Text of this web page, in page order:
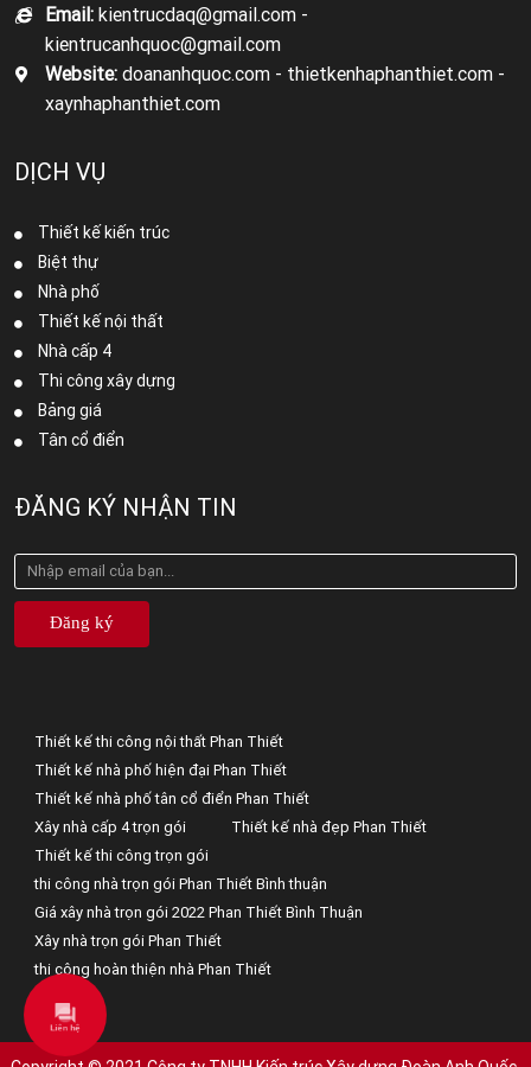
Email: kientrucdaq@gmail.com -
kientrucanhquoc@gmail.com
Website: doananhquoc.com - thietkenhaphanthiet.com -
xaynhaphanthiet.com
DỊCH VỤ
Thiết kế kiến trúc
Biệt thự
Nhà phố
Thiết kế nội thất
Nhà cấp 4
Thi công xây dựng
Bảng giá
Tân cổ điển
ĐĂNG KÝ NHẬN TIN
Đăng ký
Thiết kế thi công nội thất Phan Thiết
Thiết kế nhà phố hiện đại Phan Thiết
Thiết kế nhà phố tân cổ điển Phan Thiết
Xây nhà cấp 4 trọn gói
Thiết kế nhà đẹp Phan Thiết
Thiết kế thi công trọn gói
thi công nhà trọn gói Phan Thiết Bình thuận
Giá xây nhà trọn gói 2022 Phan Thiết Bình Thuận
Xây nhà trọn gói Phan Thiết
thi công hoàn thiện nhà Phan Thiết
Liên hệ